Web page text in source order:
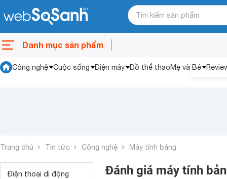
Danh mục sản phẩm
Công nghệ Cuộc sống Điện máy Đồ thể thaoMẹ và Bé
Trang chủ Tin tức Công nghệ Máy tính bảng
Điện thoại di động
Đánh giá máy tính